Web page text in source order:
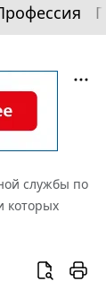
службы по
которых